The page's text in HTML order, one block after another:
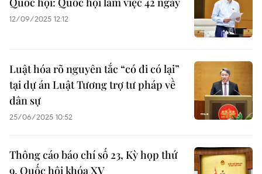
12/09/2025 12:12
Luật hóa rõ nguyên tắc “có đi có lại”
tại dự án Luật Tương trợ tư pháp về
dân sự
25/06/2025 10:52
Thông cáo báo chí số 23, Kỳ họp thứ
9, Quốc hội khóa XV